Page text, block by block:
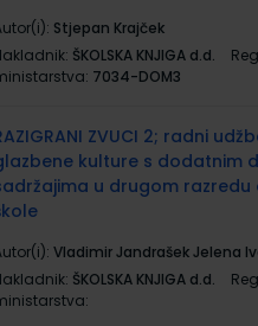
Stjepan Krajček
ŠKOLSKA KNJIGA d.d.
7034-DOM3
ZVUCI 2; radni
kulture s dodatnim
u drugom razredu
Vladimir Jandrašek Jelena
ŠKOLSKA KNJIGA d.d.